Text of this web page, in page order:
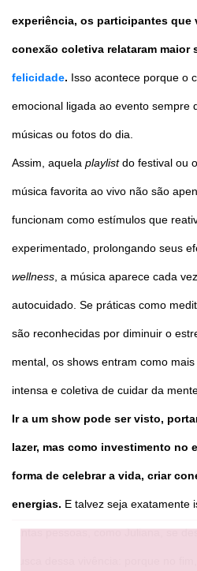
experiência, os participantes que
conexão coletiva relataram maior
felicidade. Isso acontece porque o
emocional ligada ao evento sempre
músicas ou fotos do dia.
Assim, aquela playlistdo festival ou
música favorita ao vivo não são
funcionam como estímulos que
experimentado, prolongando seus
wellness , a música aparece cada
autocuidado. Se práticas como
são reconhecidas por diminuir o
mental, os shows entram como
intensa e coletiva de cuidar da
Ir a um show pode ser visto,
lazer, mas como investimento no
forma de celebrar a vida, criar
energias. E talvez seja exatamente
tantas pessoas, como Juliana, se
busca dessa vivência: porque no